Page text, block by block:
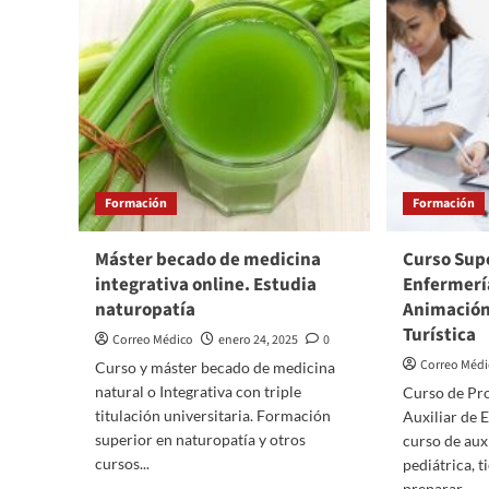
Formación
Máster becado de medicina
integrativa online. Estudia
naturopatía
Correo Médico enero 24, 2025
0
Curso y máster becado de medicina
natural o Integrativa con triple
titulación universitaria. Formación
superior en naturopatía y otros
cursos...
Formación
Curso
Turística
Correo
Curso de
Auxiliar de
curso de
pediátrica,